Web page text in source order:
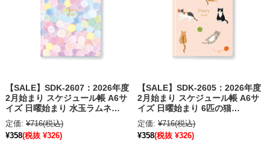
【SALE】SDK-2607：2026年度
2月始まり スケジュール帳 A6サ
イズ 日曜始まり 水玉ラムネ
〔OZ_S〕
定価: ¥716(税込)
¥358(税抜 ¥326)
【SALE】SDK-2605：2026年度
2月始まり スケジュール帳 A6サ
イズ 日曜始まり 6匹の猫
〔OZ_S〕
定価: ¥716(税込)
¥358(税抜 ¥326)